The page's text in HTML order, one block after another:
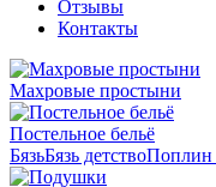
Отзывы
Контакты
Махровые простыни
Постельное бельё
БязьБязь детствоПоплин